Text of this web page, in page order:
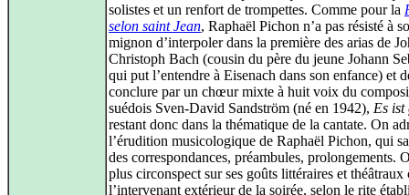
solistes et un renfort de trompettes. Comme pour la
selon saint Jean, Raphaël Pichon n’a pas résisté à
mignon d’interpoler dans la première des arias de
Christoph Bach (cousin du père du jeune Johann
qui put l’entendre à Eisenach dans son enfance) et
conclure par un chœur mixte à huit voix du
suédois Sven-David Sandström (né en 1942), Es ist
restant donc dans la thématique de la cantate. On
l’érudition musicologique de Raphaël Pichon, qui
des correspondances, préambules, prolongements.
plus circonspect sur ses goûts littéraires et théâtraux
l’intervenant extérieur de la soirée, selon le rite